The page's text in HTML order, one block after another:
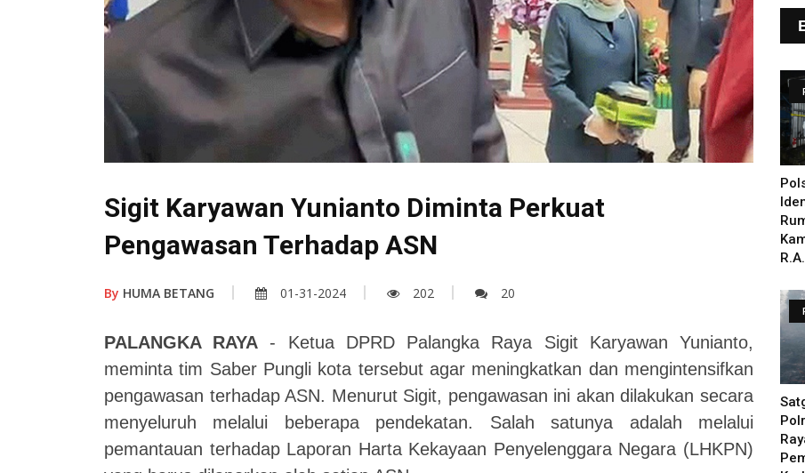
Sigit Karyawan Yunianto Diminta Perkuat
Pengawasan Terhadap ASN
By HUMA BETANG 01-31-2024 202 20
PALANGKA RAYA - Ketua DPRD Palangka Raya Sigit Karyawan Yunianto,
meminta tim Saber Pungli kota tersebut agar meningkatkan dan mengintensifkan
pengawasan terhadap ASN. Menurut Sigit, pengawasan ini akan dilakukan secara
menyeluruh melalui beberapa pendekatan. Salah satunya adalah melalui
pemantauan terhadap Laporan Harta Kekayaan Penyelenggara Negara (LHKPN)